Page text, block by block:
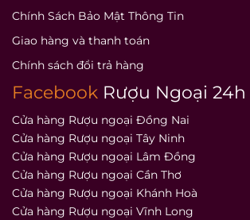
Chính Sách Bảo Mật Thông Tin
Giao hàng và thanh toán
Chính sách đổi trả hàng
Facebook Rượu Ngoại 24h
Cửa hàng Rượu ngoại Đồng Nai
Cửa hàng Rượu ngoại Tây Ninh
Cửa hàng Rượu ngoại Lâm Đồng
Cửa hàng Rượu ngoại Cần Thơ
Cửa hàng Rượu ngoại Khánh Hoà
Cửa hàng Rượu ngoại Vĩnh Long